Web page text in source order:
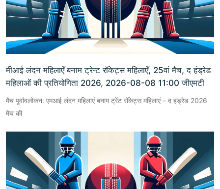
मीआई लंदन महिलाएँ बनाम ट्रेन्ट रॉकेट्स महिलाएँ, 25वां मैच, द हंड्रेड
महिलाओं की प्रतियोगिता 2026, 2026-08-08 11:00 जीएमटी
मैच पूर्वावलोकन: एमआई लंदन महिलाएं बनाम ट्रेंट रॉकेट्स महिलाएं – द हंड्रेड 2026
मैच की